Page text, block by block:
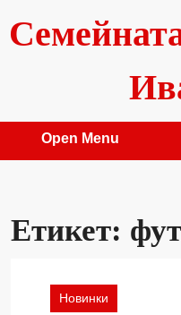
content
Open Menu
Етикет:
Новинки